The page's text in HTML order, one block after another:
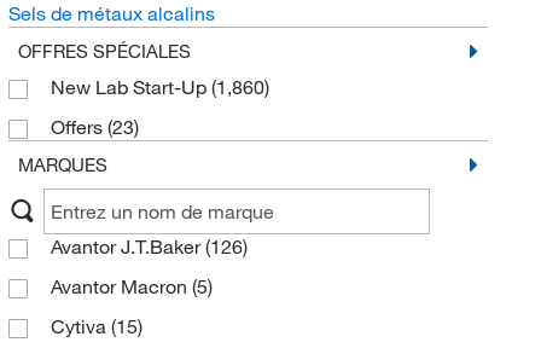
Sels de métaux alcalins
OFFRES SPÉCIALES
New Lab Start-Up (1,860)
Offers (23)
MARQUES
Avantor J.T.Baker(126)
Avantor Macron (5)
Cytiva (15)